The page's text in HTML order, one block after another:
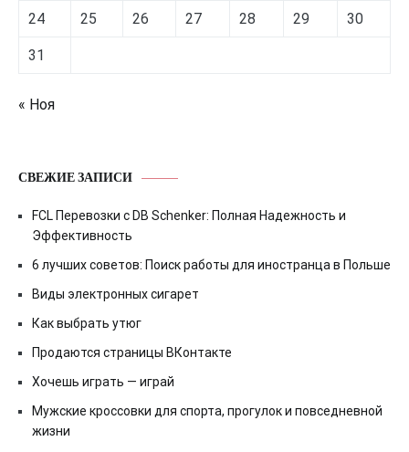
24 25 26 27 28 29 30
31
« Ноя
СВЕЖИЕ ЗАПИСИ
FCL Перевозки с DB Schenker: Полная Надежность и
Эффективность
6 лучших советов: Поиск работы для иностранца в Польше
Виды электронных сигарет
Как выбрать утюг
Продаются страницы ВКонтакте
Хочешь играть — играй
Мужские кроссовки для спорта, прогулок и повседневной
жизни